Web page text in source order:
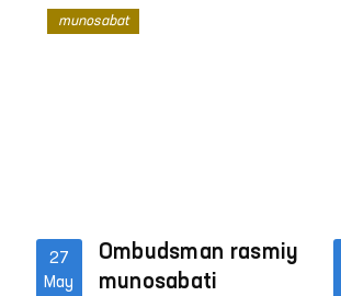
27
May
Ombudsman rasmiy
munosabati
munosabat